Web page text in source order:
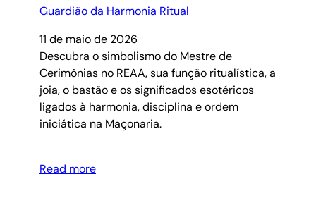
11 de maio de 2026
Descubra o simbolismo do Mestre de
Cerimônias no REAA, sua função ritualística, a
joia, o bastão e os significados esotéricos
ligados à harmonia, disciplina e ordem
iniciática na Maçonaria.
Read more